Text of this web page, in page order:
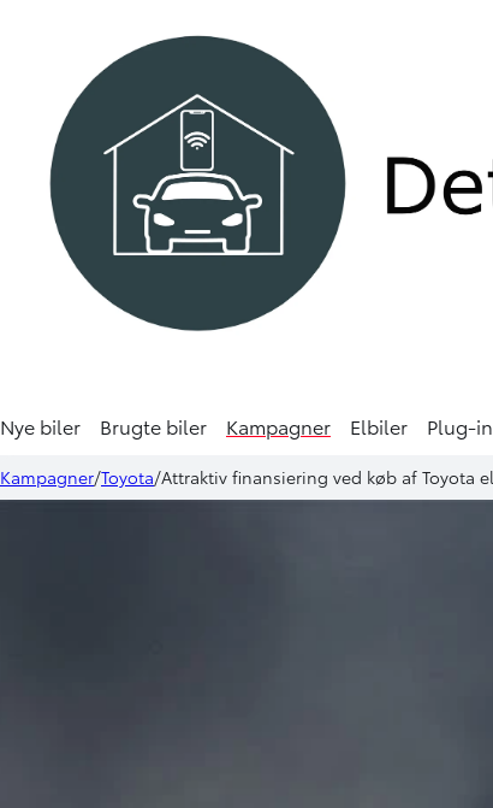
Nye biler Brugte biler Kampagner Elbiler Plug-
Kampagner Toyota Attraktiv finansiering ved køb af Toyota